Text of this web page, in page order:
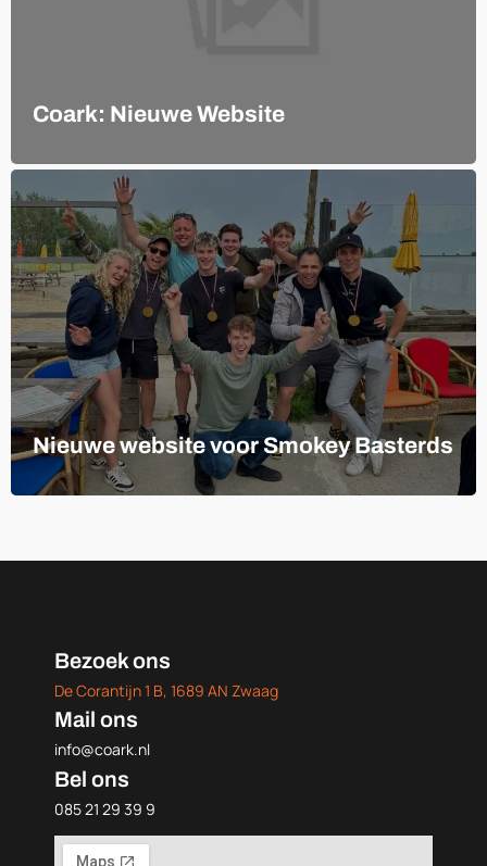
Coark: Nieuwe Website
Nieuwe website voor Smokey Basterds
Bezoek ons
De Corantijn 1 B, 1689 AN Zwaag
Mail ons
info@coark.nl
Bel ons
085 21 29 39 9